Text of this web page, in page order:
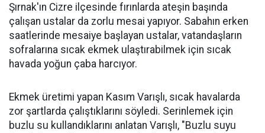
Şırnak'ın Cizre ilçesinde fırınlarda ateşin başında
çalışan ustalar da zorlu mesai yapıyor. Sabahın erken
saatlerinde mesaiye başlayan ustalar, vatandaşların
sofralarına sıcak ekmek ulaştırabilmek için sıcak
havada yoğun çaba harcıyor.
Ekmek üretimi yapan Kasım Varışlı, sıcak havalarda
zor şartlarda çalıştıklarını söyledi. Serinlemek için
buzlu su kullandıklarını anlatan Varışlı, "Buzlu suyu